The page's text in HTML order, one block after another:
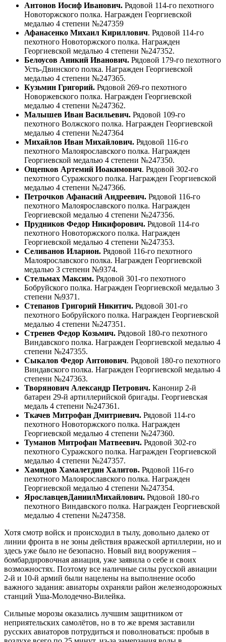
Антонов Иосиф Иванович. Рядовой 114-го пехотного
Новоторжского полка. Награжден Георгиевской
медалью 4 степени №247359
Афанасенко Михаил Кириллович. Рядовой 114-го
пехотного Новоторжского полка. Награжден
Георгиевской медалью 4 степени №247352.
Белоусов Аникий Иванович. Рядовой 179-го пехотного
Усть-Двинского полка. Награжден Георгиевской
медалью 4 степени №247365.
Кузьмин Григорий. Рядовой 269-го пехотного
Новоржевского полка. Награжден Георгиевской
медалью 4 степени №247362.
Малышев Иван Васильевич. Рядовой 109-го
пехотного Волжского полка. Награжден Георгиевской
медалью 4 степени №247364
Михайлов Иван Михайлович. Рядовой 116-го
пехотного Малоярославского полка. Награжден
Георгиевской медалью 4 степени №247350.
Ощепков Артемий Иоакимович. Рядовой 302-го
пехотного Суражского полка. Награжден Георгиевской
медалью 4 степени №247366.
Петрочков Афанасий Андреевич. Рядовой 116-го
пехотного Малоярославского полка. Награжден
Георгиевской медалью 4 степени №247356.
Прудников Федор Никифорович. Рядовой 114-го
пехотного Новоторжского полка. Награжден
Георгиевской медалью 4 степени №247353.
Селиванов Иларион. Рядовой 116-го пехотного
Малоярославского полка. Награжден Георгиевской
медалью 3 степени №9374.
Стельмах Максим. Рядовой 301-го пехотного
Бобруйского полка. Награжден Георгиевской медалью 3
степени №9371.
Степанов Григорий Никитич. Рядовой 301-го
пехотного Бобруйского полка. Награжден Георгиевской
медалью 4 степени №247351.
Стренев Федор Козьмич. Рядовой 180-го пехотного
Виндавского полка. Награжден Георгиевской медалью 4
степени №247355.
Сыкалов Федор Антонович. Рядовой 180-го пехотного
Виндавского полка. Награжден Георгиевской медалью 4
степени №247363.
Творянович Александр Петрович. Канонир 2-й
батареи 29-й артиллерийской бригады. Георгиевская
медаль 4 степени №247361.
Ткачев Митрофан Дмитриевич. Рядовой 114-го
пехотного Новоторжского полка. Награжден
Георгиевской медалью 4 степени №247360.
Туманов Митрофан Матвеевич. Рядовой 302-го
пехотного Суражского полка. Награжден Георгиевской
медалью 4 степени №247357.
Хамидов Хамалетдин Халитов. Рядовой 116-го
пехотного Малоярославского полка. Награжден
Георгиевской медалью 4 степени №247354.
ЯрославцевДаниилМихайлович. Рядовой 180-го
пехотного Виндавского полка. Награжден Георгиевской
медалью 4 степени №247358.
Хотя смотр войск и происходил в тылу, довольно далеко от
линии фронта в не зоны действия вражеской артиллерии, но и
здесь уже было не безопасно. Новый вид вооружения –
бомбардировочная авиация, уже заявила о себе и своих
возможностях. Поэтому все наличные силы русской авиации
2-й и 10-й армий были нацелены на выполнение особо
важного задания: авиаторы охраняли район железнодорожных
станций Уша-Молодечно-Вилейка.
Сильные морозы оказались лучшим защитником от
неприятельских самолётов, но в то же время заставили
русских авиаторов потрудиться и поволноваться: пробыв в